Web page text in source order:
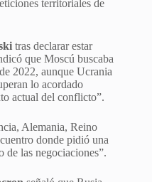
territoriales de
tras declarar estar
que Moscú buscaba
2022, aunque Ucrania
lo acordado
actual del conflicto”.
Alemania, Reino
donde pidió una
de las negociaciones”.